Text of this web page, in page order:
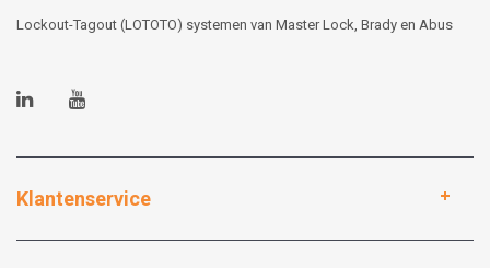
Lockout-Tagout (LOTOTO) systemen van Master Lock, Brady en Abus
Klantenservice